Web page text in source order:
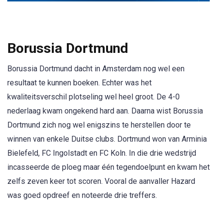
Borussia Dortmund
Borussia Dortmund dacht in Amsterdam nog wel een
resultaat te kunnen boeken. Echter was het
kwaliteitsverschil plotseling wel heel groot. De 4-0
nederlaag kwam ongekend hard aan. Daarna wist Borussia
Dortmund zich nog wel enigszins te herstellen door te
winnen van enkele Duitse clubs. Dortmund won van Arminia
Bielefeld, FC Ingolstadt en FC Koln. In die drie wedstrijd
incasseerde de ploeg maar één tegendoelpunt en kwam het
zelfs zeven keer tot scoren. Vooral de aanvaller Hazard
was goed opdreef en noteerde drie treffers.